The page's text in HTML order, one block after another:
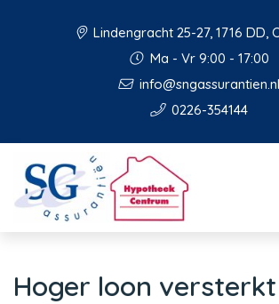
Lindengracht 25-27, 1716 DD,
Ma - Vr 9:00 - 17:00
info@sngassurantien.nl
0226-354144
Hoger loon versterkt